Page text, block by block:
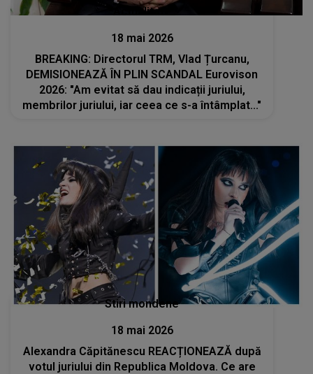
Actualitate
18 mai 2026
BREAKING: Directorul TRM, Vlad Țurcanu,
DEMISIONEAZĂ ÎN PLIN SCANDAL Eurovison
2026: "Am evitat să dau indicații juriului,
membrilor juriului, iar ceea ce s-a întâmplat..."
Stiri mondene
18 mai 2026
Alexandra Căpitănescu REACȚIONEAZĂ după
votul juriului din Republica Moldova. Ce are